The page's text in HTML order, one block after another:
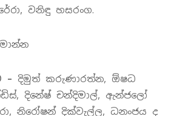
වනිඳු හසරංග.
– දිමුත් කරුණාරත්න, ඕෂධ
දිනේෂ් චන්දිමාල්, ඇන්ජලෝ
නිරෝෂන් දික්වැල්ල, ධනංජය ද